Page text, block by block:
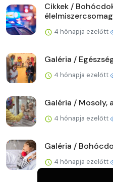
Cikkek /
4 hónapja ezelőtt
Galéria /
4 hónapja ezelőtt
Galéria / Mosoly,
4 hónapja ezelőtt
Galéria /
4 hónapja ezelőtt